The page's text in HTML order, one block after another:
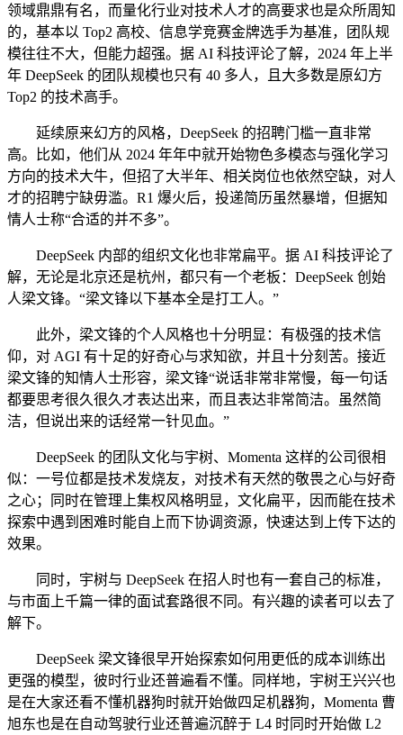
领域鼎鼎有名，而量化行业对技术人才的高要求也是众所周知
的，基本以 Top2 高校、信息学竞赛金牌选手为基准，团队规
模往往不大，但能力超强。据 AI 科技评论了解，2024 年上半
年 DeepSeek 的团队规模也只有 40 多人，且大多数是原幻方
Top2 的技术高手。
延续原来幻方的风格，DeepSeek 的招聘门槛一直非常
高。比如，他们从 2024 年年中就开始物色多模态与强化学习
方向的技术大牛，但招了大半年、相关岗位也依然空缺，对人
才的招聘宁缺毋滥。R1 爆火后，投递简历虽然暴增，但据知
情人士称“合适的并不多”。
DeepSeek 内部的组织文化也非常扁平。据 AI 科技评论了
解，无论是北京还是杭州，都只有一个老板：DeepSeek 创始
人梁文锋。“梁文锋以下基本全是打工人。”
此外，梁文锋的个人风格也十分明显：有极强的技术信
仰，对 AGI 有十足的好奇心与求知欲，并且十分刻苦。接近
梁文锋的知情人士形容，梁文锋“说话非常非常慢，每一句话
都要思考很久很久才表达出来，而且表达非常简洁。虽然简
洁，但说出来的话经常一针见血。”
DeepSeek 的团队文化与宇树、Momenta 这样的公司很相
似：一号位都是技术发烧友，对技术有天然的敬畏之心与好奇
之心；同时在管理上集权风格明显，文化扁平，因而能在技术
探索中遇到困难时能自上而下协调资源，快速达到上传下达的
效果。
同时，宇树与 DeepSeek 在招人时也有一套自己的标准，
与市面上千篇一律的面试套路很不同。有兴趣的读者可以去了
解下。
DeepSeek 梁文锋很早开始探索如何用更低的成本训练出
更强的模型，彼时行业还普遍看不懂。同样地，宇树王兴兴也
是在大家还看不懂机器狗时就开始做四足机器狗，Momenta 曹
旭东也是在自动驾驶行业还普遍沉醉于 L4 时同时开始做 L2